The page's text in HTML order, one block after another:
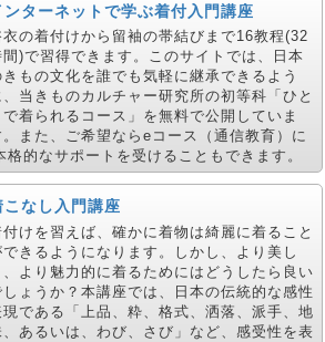
ンターネットで学ぶ着付入門講座
衣の着付けから留袖の帯結びまで16教程(32
間)で習得できます。このサイトでは、日本
きもの文化を誰でも気軽に継承できるよう
、当きものカルチャー研究所の初等科「ひと
で着られるコース」を無料で公開していま
。また、ご希望ならeコース（通信教育）に
格的なサポートを受けることもできます。
こなし入門講座
付けを習えば、確かに着物は綺麗に着ること
できるようになります。しかし、より美し
、より魅力的に着るためにはどうしたら良い
しょうか？本講座では、日本の伝統的な感性
現である「上品、粋、格式、洒落、派手、地
、あるいは、わび、さび」など、感受性を表